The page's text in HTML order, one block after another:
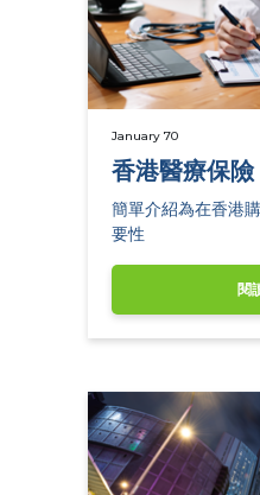
January 70
香港醫療保險
簡單介紹為在香港
要性
閱